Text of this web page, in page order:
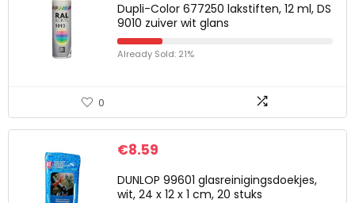
Dupli-Color 677250 lakstiften, 12 ml, DS
9010 zuiver wit glans
Already Sold: 21%
0
€8.59
DUNLOP 99601 glasreinigingsdoekjes,
wit, 24 x 12 x 1 cm, 20 stuks